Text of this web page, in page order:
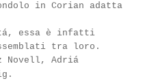
in Corian adatta
essa è infatti
tra loro.
Novell,
Adriá
.